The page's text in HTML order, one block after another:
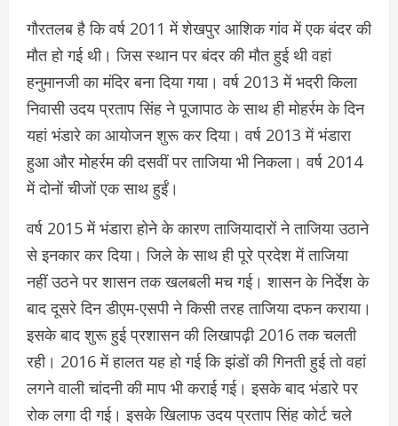
गौरतलब है कि वर्ष 2011 में शेखपुर आशिक गांव में एक बंदर की
मौत हो गई थी। जिस स्थान पर बंदर की मौत हुई थी वहां
हनुमानजी का मंदिर बना दिया गया। वर्ष 2013 में भदरी किला
निवासी उदय प्रताप सिंह ने पूजापाठ के साथ ही मोहर्रम के दिन
यहां भंडारे का आयोजन शुरू कर दिया। वर्ष 2013 में भंडारा
हुआ और मोहर्रम की दसवीं पर ताजिया भी निकला। वर्ष 2014
में दोनों चीजों एक साथ हुईं।
वर्ष 2015 में भंडारा होने के कारण ताजियादारों ने ताजिया उठाने
से इनकार कर दिया। जिले के साथ ही पूरे प्रदेश में ताजिया
नहीं उठने पर शासन तक खलबली मच गई। शासन के निर्देश के
बाद दूसरे दिन डीएम-एसपी ने किसी तरह ताजिया दफन कराया।
इसके बाद शुरू हुई प्रशासन की लिखापढ़ी 2016 तक चलती
रही। 2016 में हालत यह हो गई कि झंडों की गिनती हुई तो वहां
लगने वाली चांदनी की माप भी कराई गई। इसके बाद भंडारे पर
रोक लगा दी गई। इसके खिलाफ उदय प्रताप सिंह कोर्ट चले